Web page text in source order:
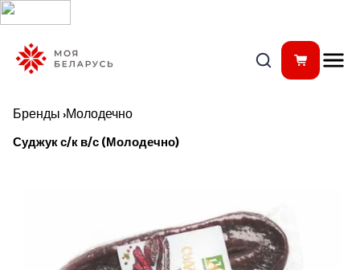
Бренды ›Молодечно
Суджук с/к в/с (Молодечно)